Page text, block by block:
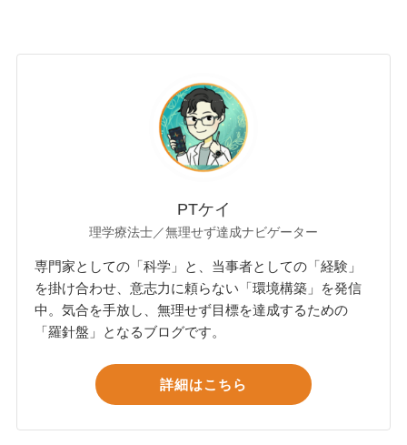
PTケイ
理学療法士／無理せず達成ナビゲーター
専門家としての「科学」と、当事者としての「経験」
を掛け合わせ、意志力に頼らない「環境構築」を発信
中。気合を手放し、無理せず目標を達成するための
「羅針盤」となるブログです。
詳細はこちら